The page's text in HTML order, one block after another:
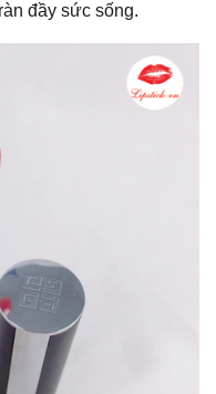
đầy sức sống.